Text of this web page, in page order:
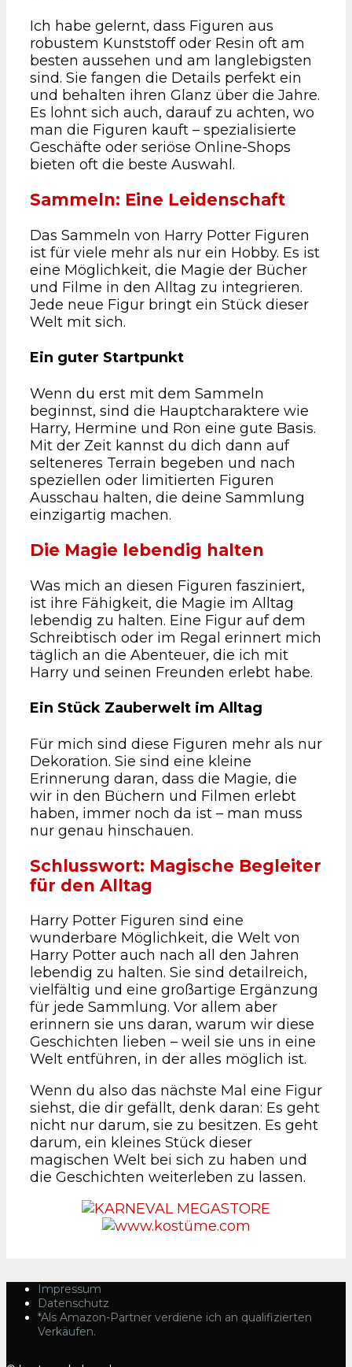
Ich habe gelernt, dass Figuren aus
robustem Kunststoff oder Resin oft am
besten aussehen und am langlebigsten
sind. Sie fangen die Details perfekt ein
und behalten ihren Glanz über die Jahre.
Es lohnt sich auch, darauf zu achten, wo
man die Figuren kauft – spezialisierte
Geschäfte oder seriöse Online-Shops
bieten oft die beste Auswahl.
Sammeln: Eine Leidenschaft
Das Sammeln von Harry Potter Figuren
ist für viele mehr als nur ein Hobby. Es ist
eine Möglichkeit, die Magie der Bücher
und Filme in den Alltag zu integrieren.
Jede neue Figur bringt ein Stück dieser
Welt mit sich.
Ein guter Startpunkt
Wenn du erst mit dem Sammeln
beginnst, sind die Hauptcharaktere wie
Harry, Hermine und Ron eine gute Basis.
Mit der Zeit kannst du dich dann auf
selteneres Terrain begeben und nach
speziellen oder limitierten Figuren
Ausschau halten, die deine Sammlung
einzigartig machen.
Die Magie lebendig halten
Was mich an diesen Figuren fasziniert,
ist ihre Fähigkeit, die Magie im Alltag
lebendig zu halten. Eine Figur auf dem
Schreibtisch oder im Regal erinnert mich
täglich an die Abenteuer, die ich mit
Harry und seinen Freunden erlebt habe.
Ein Stück Zauberwelt im Alltag
Für mich sind diese Figuren mehr als nur
Dekoration. Sie sind eine kleine
Erinnerung daran, dass die Magie, die
wir in den Büchern und Filmen erlebt
haben, immer noch da ist – man muss
nur genau hinschauen.
Schlusswort: Magische Begleiter
für den Alltag
Harry Potter Figuren sind eine
wunderbare Möglichkeit, die Welt von
Harry Potter auch nach all den Jahren
lebendig zu halten. Sie sind detailreich,
vielfältig und eine großartige Ergänzung
für jede Sammlung. Vor allem aber
erinnern sie uns daran, warum wir diese
Geschichten lieben – weil sie uns in eine
Welt entführen, in der alles möglich ist.
Wenn du also das nächste Mal eine Figur
siehst, die dir gefällt, denk daran: Es geht
nicht nur darum, sie zu besitzen. Es geht
darum, ein kleines Stück dieser
magischen Welt bei sich zu haben und
die Geschichten weiterleben zu lassen.
Impressum
Datenschutz
*Als Amazon-Partner verdiene ich an qualifizierten
Verkäufen.